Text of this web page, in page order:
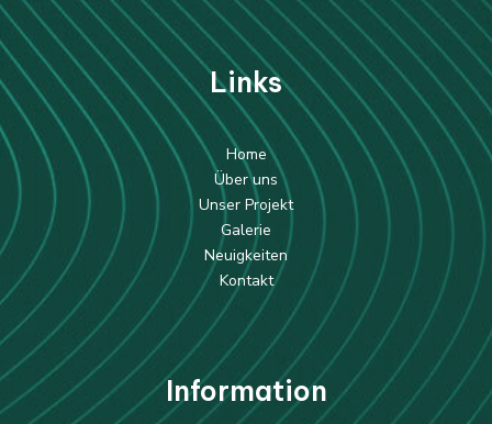
Links
Home
Über uns
Unser Projekt
Galerie
Neuigkeiten
Kontakt
Information